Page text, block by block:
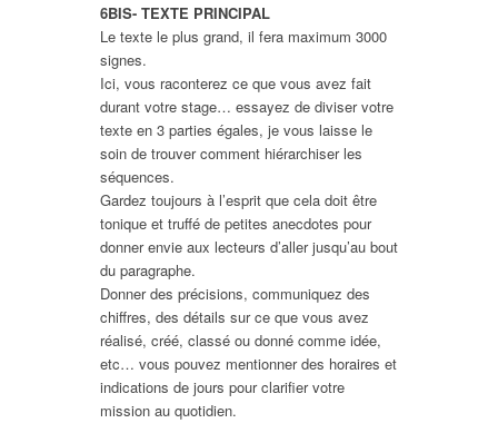
6BIS- TEXTE PRINCIPAL
Le texte le plus grand, il fera maximum 3000
signes.
Ici, vous raconterez ce que vous avez fait
durant votre stage… essayez de diviser votre
texte en 3 parties égales, je vous laisse le
soin de trouver comment hiérarchiser les
séquences.
Gardez toujours à l’esprit que cela doit être
tonique et truffé de petites anecdotes pour
donner envie aux lecteurs d’aller jusqu’au bout
du paragraphe.
Donner des précisions, communiquez des
chiffres, des détails sur ce que vous avez
réalisé, créé, classé ou donné comme idée,
etc… vous pouvez mentionner des horaires et
indications de jours pour clarifier votre
mission au quotidien.